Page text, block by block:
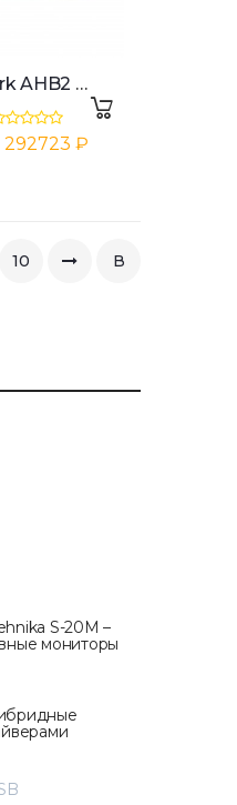
Benchmark AHB2 - Silver
292723 ₽
10 В
S-20M –
мониторы